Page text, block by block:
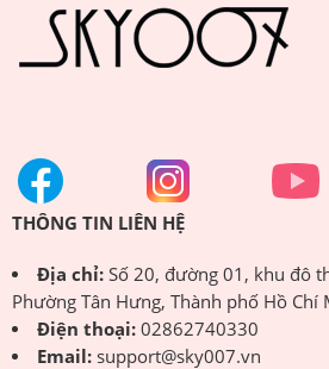
THÔNG TIN LIÊN HỆ
Địa chỉ:Số 20, đường 01, khu đô
Phường Tân Hưng, Thành phố Hồ Chí
Điện thoại:02862740330
Email:support@sky007.vn